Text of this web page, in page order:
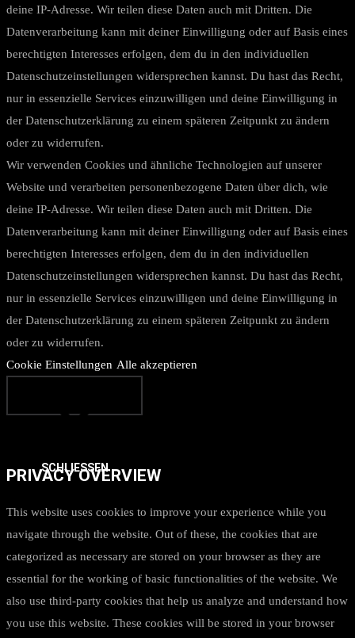
deine IP-Adresse. Wir teilen diese Daten auch mit Dritten. Die
Datenverarbeitung kann mit deiner Einwilligung oder auf Basis eines
berechtigten Interesses erfolgen, dem du in den individuellen
Datenschutzeinstellungen widersprechen kannst. Du hast das Recht,
nur in essenzielle Services einzuwilligen und deine Einwilligung in
der Datenschutzerklärung zu einem späteren Zeitpunkt zu ändern
oder zu widerrufen.
Wir verwenden Cookies und ähnliche Technologien auf unserer
Website und verarbeiten personenbezogene Daten über dich, wie
deine IP-Adresse. Wir teilen diese Daten auch mit Dritten. Die
Datenverarbeitung kann mit deiner Einwilligung oder auf Basis eines
berechtigten Interesses erfolgen, dem du in den individuellen
Datenschutzeinstellungen widersprechen kannst. Du hast das Recht,
nur in essenzielle Services einzuwilligen und deine Einwilligung in
der Datenschutzerklärung zu einem späteren Zeitpunkt zu ändern
oder zu widerrufen.
Cookie Einstellungen Alle akzeptieren
SCHLIESSEN
PRIVACY OVERVIEW
This website uses cookies to improve your experience while you
navigate through the website. Out of these, the cookies that are
categorized as necessary are stored on your browser as they are
essential for the working of basic functionalities of the website. We
also use third-party cookies that help us analyze and understand how
you use this website. These cookies will be stored in your browser